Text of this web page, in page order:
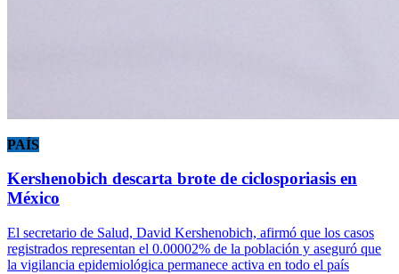
PAÍS
Kershenobich descarta brote de ciclosporiasis en
México
El secretario de Salud, David Kershenobich, afirmó que los casos
registrados representan el 0.00002% de la población y aseguró que
la vigilancia epidemiológica permanece activa en todo el país